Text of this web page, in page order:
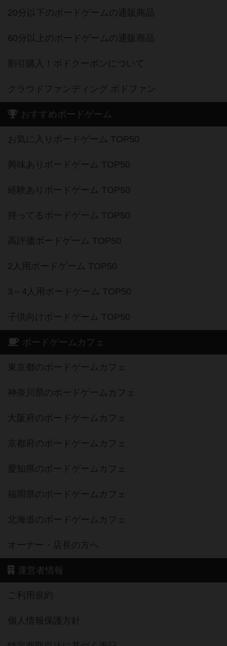
20分以下のボードゲームの通販商品
60分以上のボードゲームの通販商品
割引購入！ボドクーポンについて
クラウドファンディング ボドファン
おすすめボードゲーム
お気に入りボードゲーム TOP50
興味ありボードゲーム TOP50
経験ありボードゲーム TOP50
持ってるボードゲーム TOP50
高評価ボードゲーム TOP50
2人用ボードゲーム TOP50
3～4人用ボードゲーム TOP50
子供向けボードゲーム TOP50
ボードゲームカフェ
東京都のボードゲームカフェ
神奈川県のボードゲームカフェ
大阪府のボードゲームカフェ
京都府のボードゲームカフェ
愛知県のボードゲームカフェ
福岡県のボードゲームカフェ
北海道のボードゲームカフェ
オーナー・店長の方へ
運営者情報
ご利用規約
個人情報保護方針